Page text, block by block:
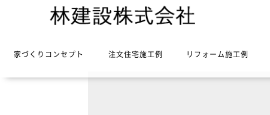
家づくりコンセプト 注文住宅施工例 リフォーム施工例